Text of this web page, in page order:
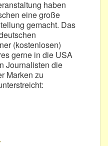
haben
eine große
gemacht. Das
(kostenlosen)
gerne in die USA
Journalisten die
Marken zu